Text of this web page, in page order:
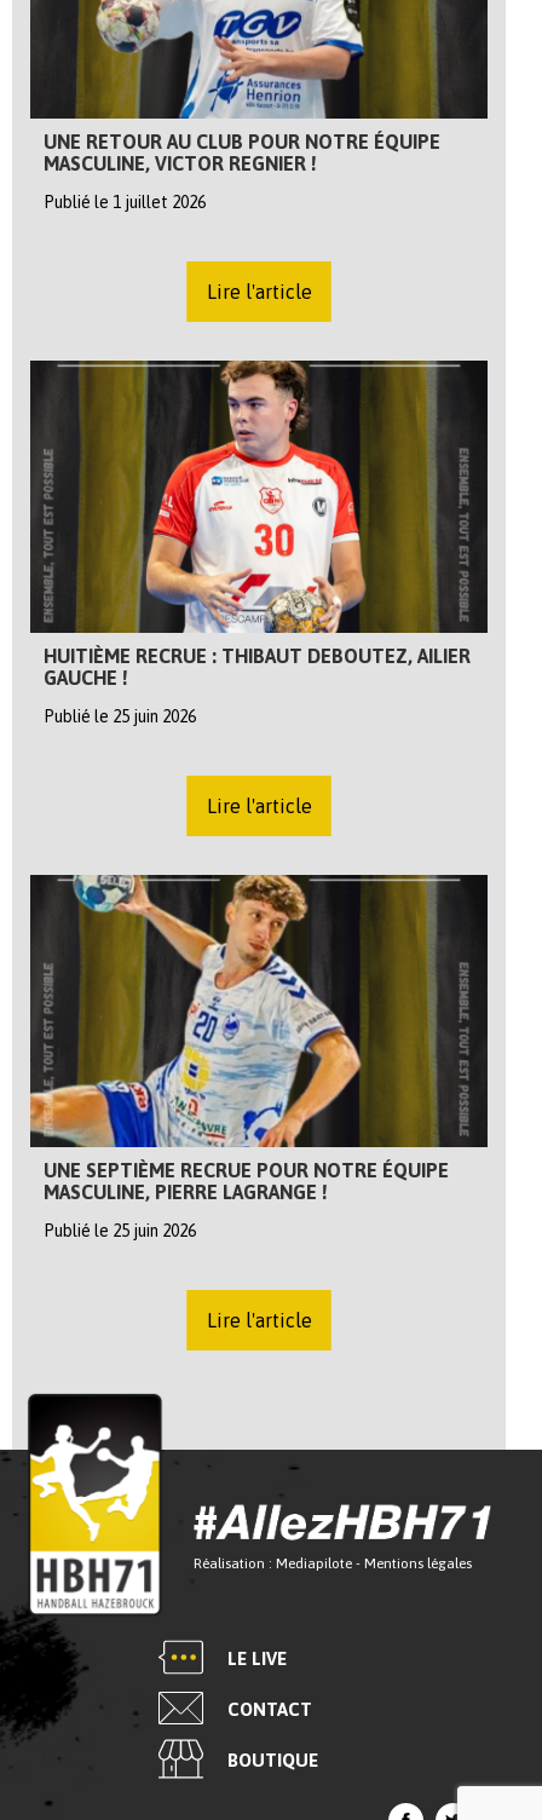
UNE RETOUR AU CLUB POUR NOTRE ÉQUIPE
MASCULINE, VICTOR REGNIER !
Publié le 1 juillet 2026
Lire l'article
HUITIÈME RECRUE : THIBAUT DEBOUTEZ, AILIER
GAUCHE !
Publié le 25 juin 2026
Lire l'article
UNE SEPTIÈME RECRUE POUR NOTRE ÉQUIPE
MASCULINE, PIERRE LAGRANGE !
Publié le 25 juin 2026
Lire l'article
Réalisation : Mediapilote - Mentions légales
LE LIVE
CONTACT
BOUTIQUE